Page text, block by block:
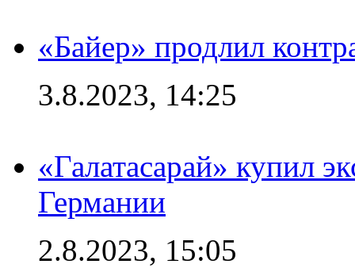
«Байер» продлил
3.8.2023, 14:25
«Галатасарай» купил
Германии
2.8.2023, 15:05